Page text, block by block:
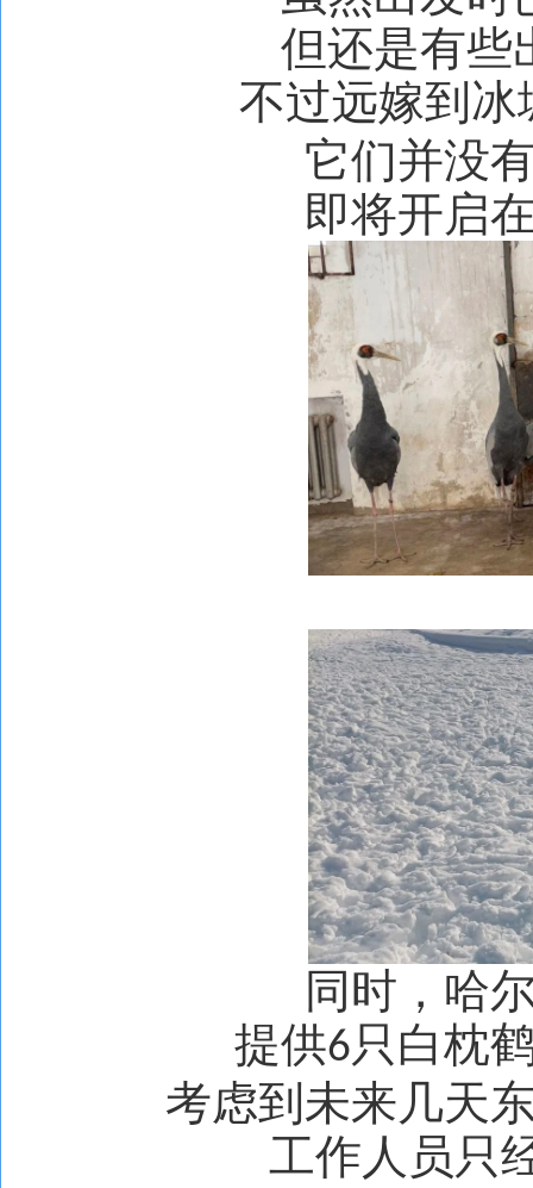
但还是有些
不过远嫁到
它们并没
即将开启
同时，哈
提供6只白枕
考虑到未来几天
工作人员只